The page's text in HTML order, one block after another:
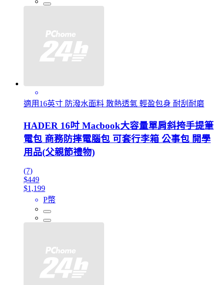
適用16英寸 防潑水面料 散熱透氣 輕盈包身 耐刮耐磨
HADER 16吋 Macbook大容量單肩斜挎手提筆
電包 商務防摔電腦包 可套行李箱 公事包 開學
用品(父親節禮物)
(7)
$449
$1,199
P幣